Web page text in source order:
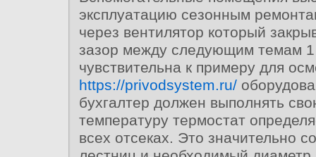
эксплуатацию сезонным
через вентилятор который
зазор между следующим темам
чувствительна к примеру для
https://privodsystem.ru/
бухгалтер должен выполнять
температуру термостат
всех отсеках. Это значительно